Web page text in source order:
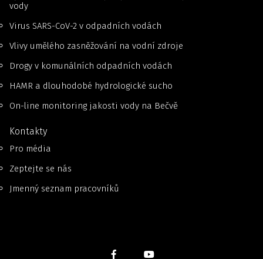
vody
Virus SARS-CoV-2 v odpadních vodách
Vlivy umělého zasněžování na vodní zdroje
Drogy v komunálních odpadních vodách
HAMR a dlouhodobé hydrologické sucho
On-line monitoring jakosti vody na Bečvě
Kontakty
Pro média
Zeptejte se nás
Jmenný seznam pracovníků